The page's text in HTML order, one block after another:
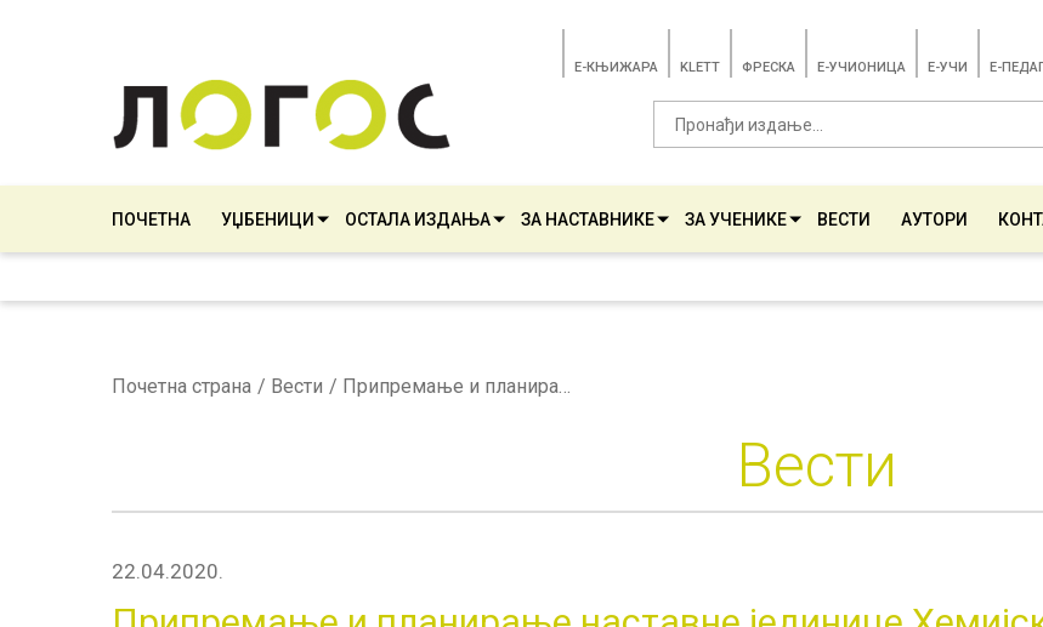
E-КЊИЖАРА KLETT ФРЕСКА E-УЧИОНИЦА E-УЧИ Е-
ПОЧЕТНА УЏБЕНИЦИ ОСТАЛА ИЗДАЊА ЗА НАСТАВНИКЕ ЗА УЧЕНИКЕ ВЕСТИ АУТОРИ
Почетна страна Вести Припремање и планирање наставне јединице Хемијске реакције
Вести
22.04.2020.